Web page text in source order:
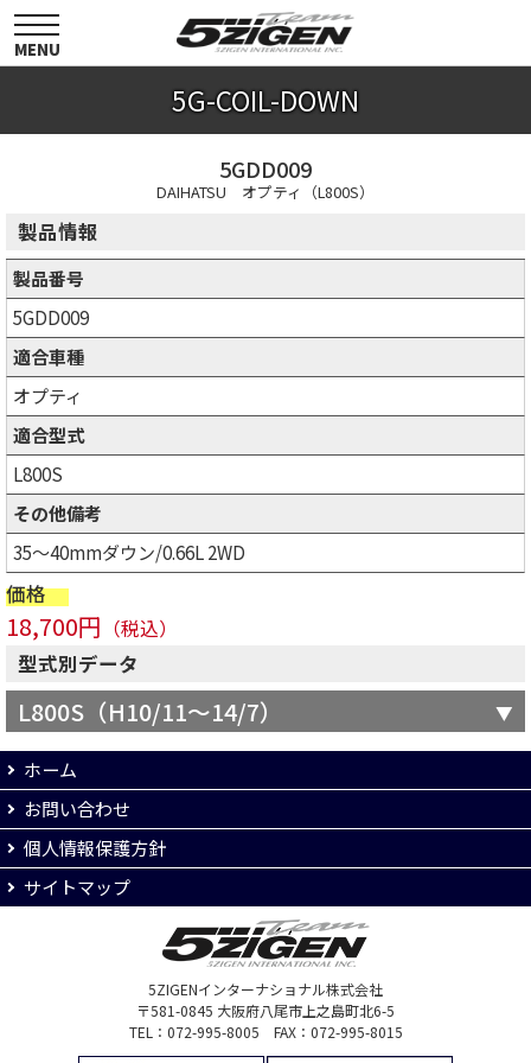
toggle
navigation
MENU
5G-COIL-DOWN
5GDD009
DAIHATSU オプティ（L800S）
製品情報
製品番号
5GDD009
適合車種
オプティ
適合型式
L800S
その他備考
35～40mmダウン/0.66L 2WD
価格
18,700円 （税込）
型式別データ
L800S（H10/11～14/7）
ホーム
お問い合わせ
個人情報保護方針
サイトマップ
5ZIGENインターナショナル株式会社
〒581-0845 大阪府八尾市上之島町北6-5
TEL：072-995-8005 FAX：072-995-8015